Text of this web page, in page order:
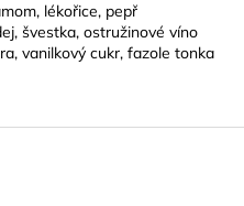
lékořice, pepř
švestka, ostružinové víno
vanilkový cukr, fazole tonka